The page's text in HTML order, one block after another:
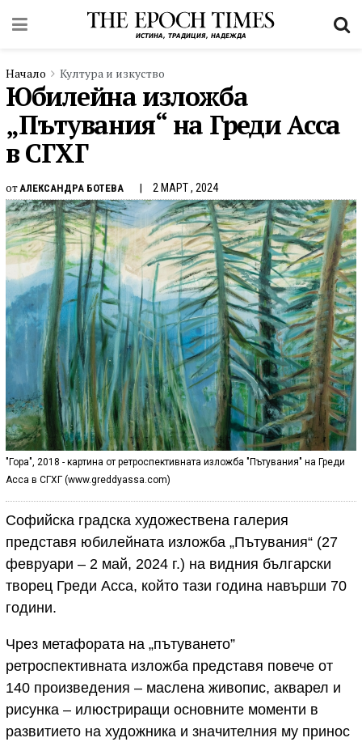
Начало Култура и изкуство
Юбилейна изложба
„Пътувания“ на Греди Асса
в СГХГ
от АЛЕКСАНДРА БОТЕВА 2 МАРТ , 2024
"Гора", 2018 - картина от ретроспективната изложба "Пътувания" на Греди
Асса в СГХГ (www.greddyassa.com)
Софийска градска художествена галерия
представя юбилейната изложба „Пътувания“ (27
февруари – 2 май, 2024 г.) на видния български
творец Греди Асса, който тази година навърши 70
години.
Чрез метафората на „пътуването”
ретроспективната изложба представя повече от
140 произведения – маслена живопис, акварел и
рисунка – илюстриращи основните моменти в
развитието на художника и значителния му принос